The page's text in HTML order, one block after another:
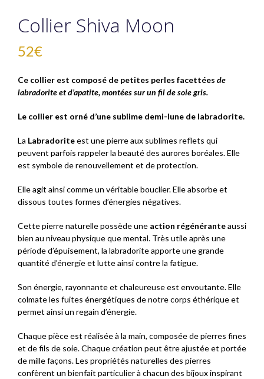
Collier Shiva Moon
52€
Ce collier est composé de petites perles facettées de
labradorite et d’apatite, montées sur un fil de soie gris.
Le collier est orné d’une sublime demi-lune de labradorite.
La Labradoriteest une pierre aux sublimes reflets qui
peuvent parfois rappeler la beauté des aurores boréales. Elle
est symbole de renouvellement et de protection.
Elle agit ainsi comme un véritable bouclier. Elle absorbe et
dissous toutes formes d’énergies négatives.
Cette pierre naturelle possède une action régénéranteaussi
bien au niveau physique que mental. Très utile après une
période d’épuisement, la labradorite apporte une grande
quantité d’énergie et lutte ainsi contre la fatigue.
Son énergie, rayonnante et chaleureuse est envoutante. Elle
colmate les fuites énergétiques de notre corps éthérique et
permet ainsi un regain d’énergie.
Chaque pièce est réalisée à la main, composée de pierres fines
et de fils de soie. Chaque création peut être ajustée et portée
de mille façons. Les propriétés naturelles des pierres
confèrent un bienfait particulier à chacun des bijoux inspirant